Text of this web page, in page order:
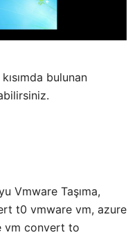
bulunan
Vmware Taşıma,
t0 vmware vm, azure
vm convert to